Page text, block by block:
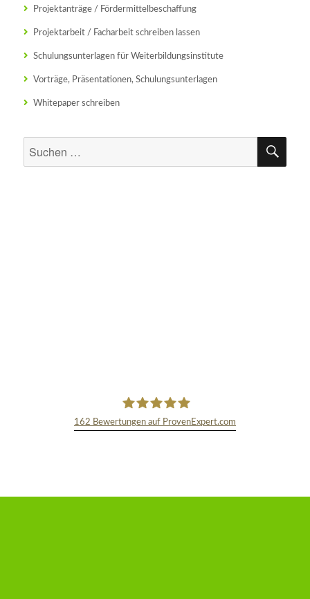
Projektanträge / Fördermittelbeschaffung
Projektarbeit / Facharbeit schreiben lassen
Schulungsunterlagen für Weiterbildungsinstitute
Vorträge, Präsentationen, Schulungsunterlagen
Whitepaper schreiben
162 Bewertungen auf ProvenExpert.com